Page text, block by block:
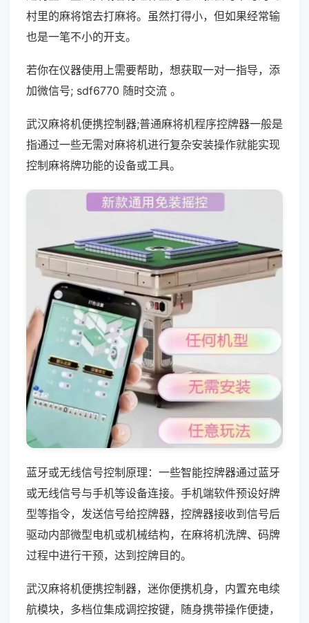
村里的麻将馆去打麻将。虽然打得小，但如果经常输
也是一笔不小的开支。
若你在仪器使用上需要帮助，想获取一对一指导，添
加微信号; sdf6770 随时交流 。
武汉麻将机便携控制器;普通麻将机程序控牌器一般是
指通过一些无需对麻将机进行复杂安装操作就能实现
控制麻将牌功能的设备或工具。
蓝牙或无线信号控制原理：一些智能控牌器通过蓝牙
或无线信号与手机等设备连接。手机端软件预设好牌
型等指令，发送信号给控牌器，控牌器接收到信号后
驱动内部微型电机或机械结构，在麻将机洗牌、码牌
过程中进行干预，达到控牌目的。
武汉麻将机便携控制器，迷你便携机身，内置充电续
航模块，多档位集成调控按键，随身携带操作便捷，